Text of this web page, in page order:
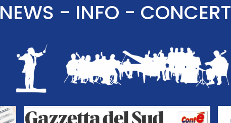
NEWS - INFO -